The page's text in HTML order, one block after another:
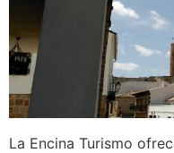
La Encina Turismo